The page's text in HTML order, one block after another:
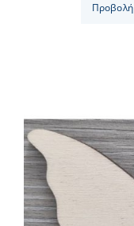
Εισφορές
Προβολή